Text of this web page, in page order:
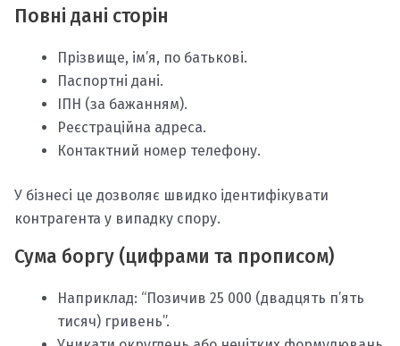
Повні дані сторін
Прізвище, ім’я, по батькові.
Паспортні дані.
ІПН (за бажанням).
Реєстраційна адреса.
Контактний номер телефону.
У бізнесі це дозволяє швидко ідентифікувати
контрагента у випадку спору.
Сума боргу (цифрами та прописом)
Наприклад: “Позичив 25 000 (двадцять п’ять
тисяч) гривень”.